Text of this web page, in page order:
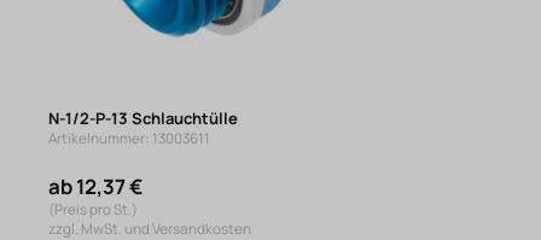
N-1/2-P-13 Schlauchtülle
Artikelnummer: 13003611
ab 12,37 €
(Preis pro St.)
zzgl. MwSt. und Versandkosten